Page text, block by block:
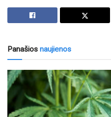
Panašios naujienos